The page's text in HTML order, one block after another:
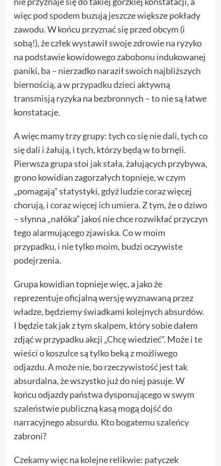
więc pod spodem buzują jeszcze większe pokłady
zawodu. W końcu przyznać się przed obcym (i
sobą!), że człek wystawił swoje zdrowiena ryzyko
na podstawie kowidowego zabobonu indukowanej
paniki, ba – nierzadko naraził swoich najbliższych
biernością, aw przypadku dzieciaktywną
transmisją ryzyka na bezbronnych – to nie są łatwe
konstatacje.
A więc mamy trzy grupy: tych co się nie dali, tych co
się dali i żałują, i tych, którzy będą w to brnęli.
Pierwsza grupa stoi jak stała, żałujących przybywa,
grono kowidian zagorzałych topnieje, w czym
„pomagają” statystyki, gdyż ludzie coraz więcej
chorują, icoraz więcej ich umiera. Z tym, że o dziwo
– słynna „nałóka” jakoś nie chce rozwikłać przyczyn
tego alarmującego zjawiska. Co w moim
przypadku, i nie tylko moim, budzi oczywiste
podejrzenia.
Grupa kowidian topnieje więc, a jako że
reprezentuje oficjalną wersję wyznawaną przez
władze, będziemy świadkami kolejnych absurdów.
I będzie tak jak z tym skalpem, który sobie dałem
zdjąć w przypadku akcji „Chcę wiedzieć”. Może i te
wieści o koszulce są tylko beką z możliwego
odjazdu. Amoże nie, bo rzeczywistość jest tak
absurdalna, że wszystko już do niej pasuje. W
końcu odjazdy państwa dysponującego w swym
szaleństwie publiczną kasą mogą dojść do
narracyjnego absurdu. Kto bogatemu szaleńcy
zabroni?
Czekamy więc na kolejne relikwie: patyczek